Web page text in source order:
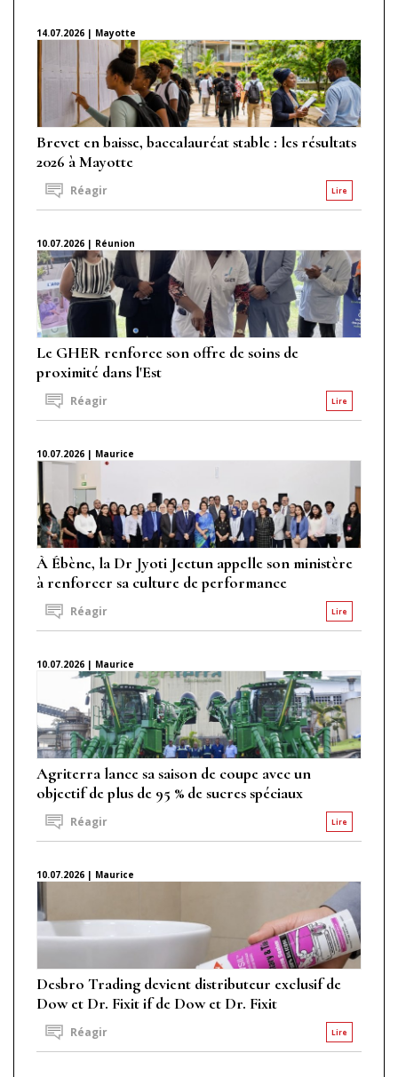
14.07.2026 | Mayotte
Brevet en baisse, baccalauréat stable : les résultats
2026 à Mayotte
Lire
Réagir
10.07.2026 | Réunion
Le GHER renforce son offre de soins de
proximité dans l'Est
Lire
Réagir
10.07.2026 | Maurice
À Ébène, la Dr Jyoti Jeetun appelle son ministère
à renforcer sa culture de performance
Lire
Réagir
10.07.2026 | Maurice
Agriterra lance sa saison de coupe avec un
objectif de plus de 95 % de sucres spéciaux
Lire
Réagir
10.07.2026 | Maurice
Desbro Trading devient distributeur exclusif de
Dow et Dr. Fixit if de Dow et Dr. Fixit
Lire
Réagir